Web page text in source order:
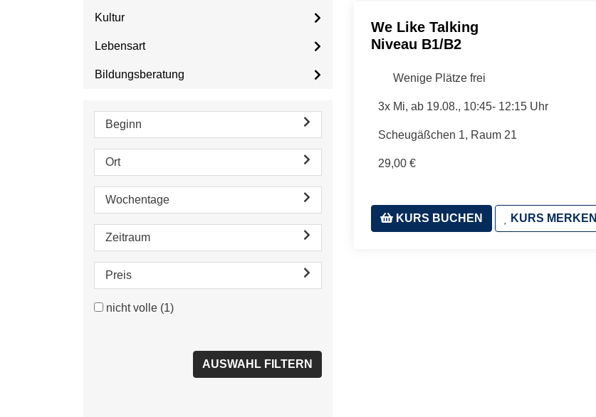
Kultur
Lebensart
Bildungsberatung
Beginn
Ort
Wochentage
Zeitraum
Preis
nicht volle (1)
We Like Talking
Niveau B1/B2
Wenige Plätze frei
3x Mi, ab 19.08., 10:45- 12:15 Uhr
Scheugäßchen 1, Raum 21
29,00 €
KURS BUCHEN KURS MERKEN